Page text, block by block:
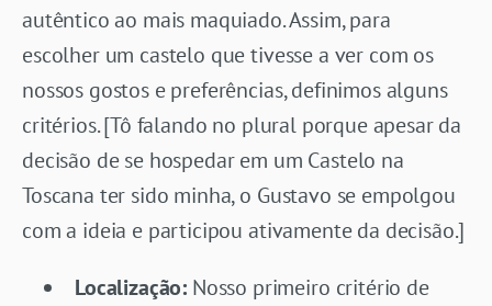
autêntico ao mais maquiado. Assim, para
escolher um castelo que tivesse a ver com os
nossos gostos e preferências, definimos alguns
critérios. [Tô falando no plural porque apesar da
decisão de se hospedar em um Castelo na
Toscana ter sido minha, o Gustavo se empolgou
com a ideia e participou ativamente da decisão.]
Localização: Nosso primeiro critério de